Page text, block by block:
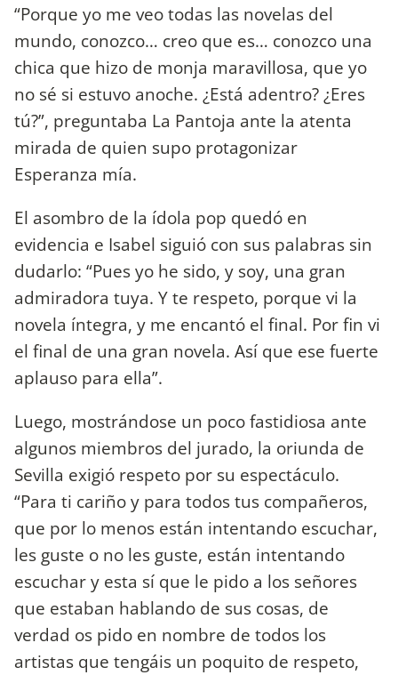
“Porque yo me veo todas las novelas del
mundo, conozco… creo que es… conozco una
chica que hizo de monja maravillosa, que yo
no sé si estuvo anoche. ¿Está adentro? ¿Eres
tú?”, preguntaba La Pantoja ante la atenta
mirada de quien supo protagonizar
Esperanza mía.
El asombro de la ídola pop quedó en
evidencia e Isabel siguió con sus palabras sin
dudarlo: “Pues yo he sido, y soy, una gran
admiradora tuya. Y te respeto, porque vi la
novela íntegra, y me encantó el final. Por fin vi
el final de una gran novela. Así que ese fuerte
aplauso para ella”.
Luego, mostrándose un poco fastidiosa ante
algunos miembros del jurado, la oriunda de
Sevilla exigió respeto por su espectáculo.
“Para ti cariño y para todos tus compañeros,
que por lo menos están intentando escuchar,
les guste o no les guste, están intentando
escuchar y esta sí que le pido a los señores
que estaban hablando de sus cosas, de
verdad os pido en nombre de todos los
artistas que tengáis un poquito de respeto,